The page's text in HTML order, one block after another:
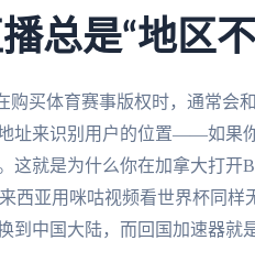
总是“地区不
购买体育赛事版权时，通常会
址来识别用户的位置——如果
这就是为什么你在加拿大打开
西亚用咪咕视频看世界杯同样
中国大陆，而回国加速器就